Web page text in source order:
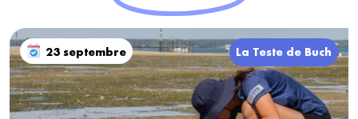
23 septembre La Teste de Buch